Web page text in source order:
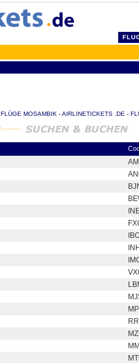
FLÜGE MOSAMBIK - AIRLINETICKETS .DE -
INH